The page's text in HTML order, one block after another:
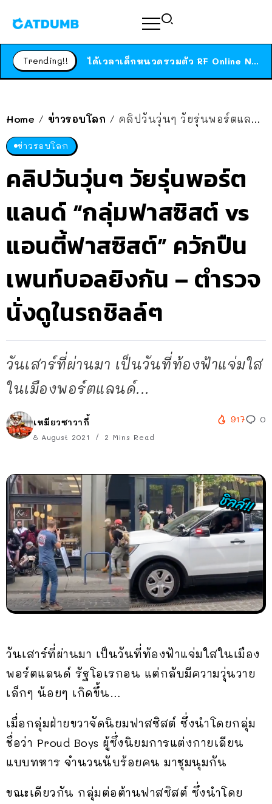
Trending!! ได้เวลาเด็กหนวดรวมตัว RF Online Next เปิดให้เล่นแล้ว เกม Sci-Fi MMORPG ระดับตำนาน เล่นได้ทั้งมือถือและ PC
Home / ข่าวรอบโลก / คลิปวันวุ่นๆ วัยรุ่นพอร์ตแลนด์ “กลุ่มฟาสซิสต์ vs แอนตี้ฟาสซิสต์” ควักปืนเพนท์บอลยิงกัน – ตำรวจนั่งดูในรถชิลล์ๆ
ข่าวรอบโลก
คลิปวันวุ่นๆ วัยรุ่นพอร์ต
แลนด์ “กลุ่มฟาสซิสต์ vs
แอนตี้ฟาสซิสต์” ควักปืน
เพนท์บอลยิงกัน – ตำรวจ
นั่งดูในรถชิลล์ๆ
วันเสาร์ที่ผ่านมา เป็นวันที่ท้องฟ้าแจ่มใส
ในเมืองพอร์ตแลนด์...
เหมียวซาวากี้
8 August 2021 2 Mins Read
917 0
วันเสาร์ที่ผ่านมา เป็นวันที่ท้องฟ้าแจ่มใสในเมือง
พอร์ตแลนด์ รัฐโอเรกอน แต่กลับมีความวุ่นวาย
เล็กๆ น้อยๆ เกิดขึ้น…
เมื่อกลุ่มฝ่ายขวาจัดนิยมฟาสซิสต์ ซึ่งนำโดยกลุ่ม
ชื่อว่า Proud Boys ผู้ซึ่งนิยมการแต่งกายเลียน
แบบทหาร จำนวนนับร้อยคน มาชุมนุมกัน
ขณะเดียวกัน กลุ่มต่อต้านฟาสซิสต์ ซึ่งนำโดย